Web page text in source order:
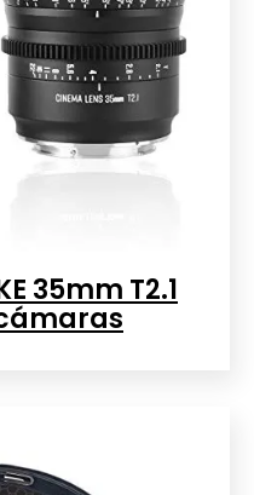
35mm T2.1